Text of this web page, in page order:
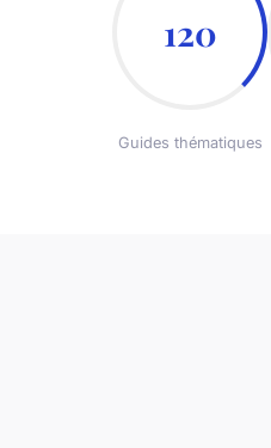
120
Guides thématiques